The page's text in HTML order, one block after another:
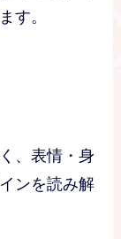
す。
、表情・身
ンを読み解